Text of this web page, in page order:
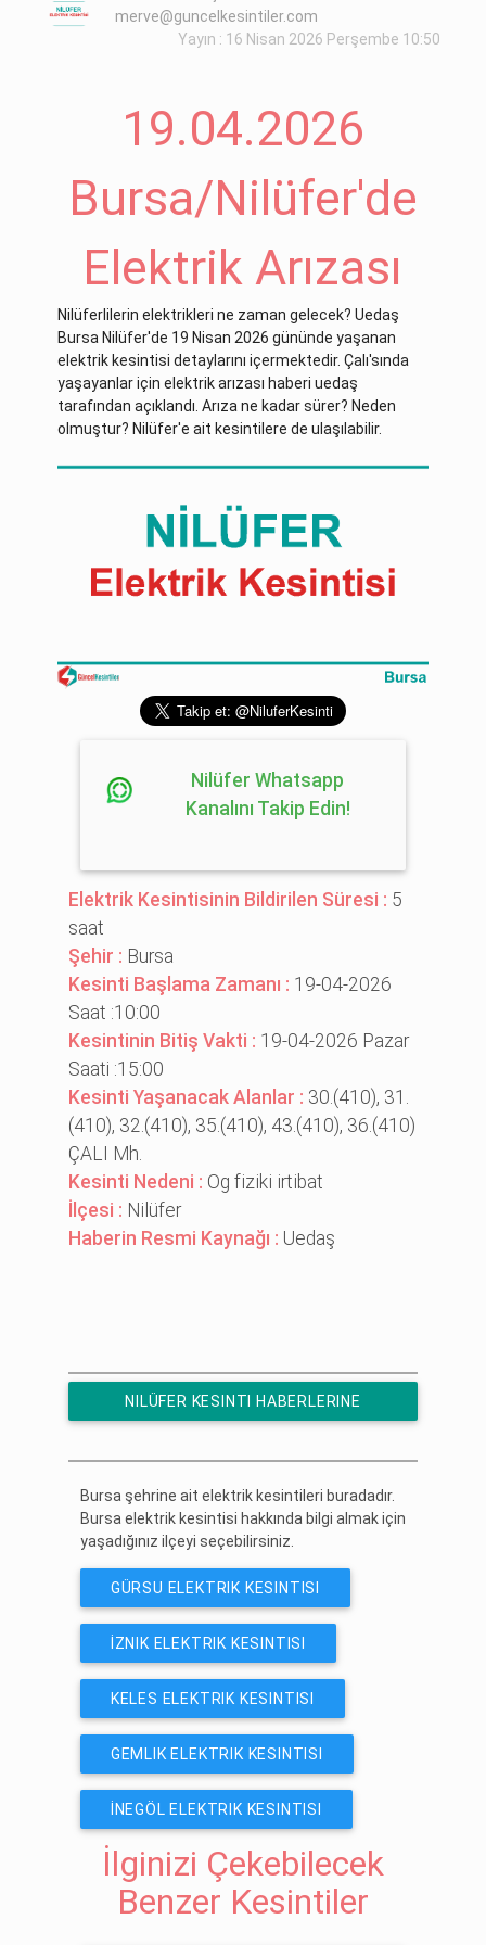
merve@guncelkesintiler.com
Yayın : 16 Nisan 2026 Perşembe 10:50
19.04.2026
Bursa/Nilüfer'de
Elektrik Arızası
Nilüferlilerin elektrikleri ne zaman gelecek? Uedaş
Bursa Nilüfer'de 19 Nisan 2026 gününde yaşanan
elektrik kesintisi detaylarını içermektedir. Çalı'sında
yaşayanlar için elektrik arızası haberi uedaş
tarafından açıklandı. Arıza ne kadar sürer? Neden
olmuştur? Nilüfer'e ait kesintilere de ulaşılabilir.
Nilüfer Whatsapp
Kanalını Takip Edin!
Elektrik Kesintisinin Bildirilen Süresi : 5
saat
Şehir : Bursa
Kesinti Başlama Zamanı : 19-04-2026
Saat :10:00
Kesintinin Bitiş Vakti : 19-04-2026 Pazar
Saati :15:00
Kesinti Yaşanacak Alanlar : 30.(410), 31.
(410), 32.(410), 35.(410), 43.(410), 36.(410)
ÇALI Mh.
Kesinti Nedeni : Og fi̇zi̇ki̇ i̇rti̇bat
İlçesi : Nilüfer
Haberin Resmi Kaynağı : Uedaş
NILÜFER KESINTI HABERLERINE
Bursa şehrine ait elektrik kesintileri buradadır.
Bursa elektrik kesintisi hakkında bilgi almak için
yaşadığınız ilçeyi seçebilirsiniz.
GÜRSU ELEKTRIK KESINTISI
İZNIK ELEKTRIK KESINTISI
KELES ELEKTRIK KESINTISI
GEMLIK ELEKTRIK KESINTISI
İNEGÖL ELEKTRIK KESINTISI
İlginizi Çekebilecek
Benzer Kesintiler